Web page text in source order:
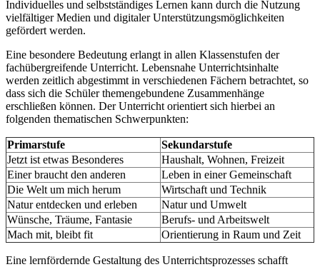
Individuelles und selbstständiges Lernen kann durch die Nutzung
vielfältiger Medien und digitaler Unterstützungsmöglichkeiten
gefördert werden.
Eine besondere Bedeutung erlangt in allen Klassenstufen der
fachübergreifende Unterricht. Lebensnahe Unterrichtsinhalte
werden zeitlich abgestimmt in verschiedenen Fächern betrachtet, so
dass sich die Schüler themengebundene Zusammenhänge
erschließen können. Der Unterricht orientiert sich hierbei an
folgenden thematischen Schwerpunkten:
Primarstufe
Sekundarstufe
Jetzt ist etwas Besonderes
Haushalt, Wohnen, Freizeit
Einer braucht den anderen
Leben in einer Gemeinschaft
Die Welt um mich herum
Wirtschaft und Technik
Natur entdecken und erleben
Natur und Umwelt
Wünsche, Träume, Fantasie
Berufs- und Arbeitswelt
Mach mit, bleibt fit
Orientierung in Raum und Zeit
Eine lernfördernde Gestaltung des Unterrichtsprozesses schafft